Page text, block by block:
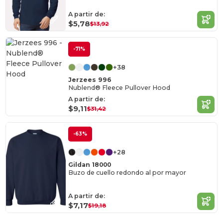
A partir de:
$5,78$13,92
-71%
+38
Jerzees 996
Nublend® Fleece Pullover Hood
A partir de:
$9,11$31,42
-63%
+28
Gildan 18000
Buzo de cuello redondo al por mayor
A partir de:
$7,17$19,18